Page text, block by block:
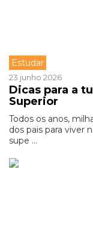
Estudar
23 junho 2026
Dicas para a
Superior
Todos os anos,
dos pais para viver
supe ...